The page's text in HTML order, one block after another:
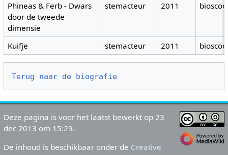
Phineas & Ferb - Dwars
door de tweede
dimensie
stemacteur 2011
Kuifje stemacteur 2011
Terug naar de biografie
Deze pagina is voor het laatst bewerkt op 23
dec 2013 om 15:29.
De inhoud is beschikbaar onder de Creative